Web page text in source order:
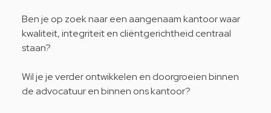
Ben je op zoek naar een aangenaam kantoor waar
kwaliteit, integriteit en cliëntgerichtheid centraal
staan?
Wil je je verder ontwikkelen en doorgroeien binnen
de advocatuur en binnen ons kantoor?